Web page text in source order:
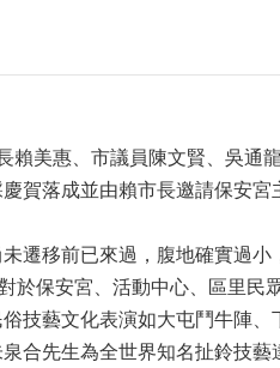
賴美惠、市議員陳文賢、吳通
賀落成並由賴市長邀請保安宮
遷移前已來過，腹地確實過小
保安宮、活動中心、區里民
技藝文化表演如大屯鬥牛陣、
合先生為全世界知名扯鈴技藝